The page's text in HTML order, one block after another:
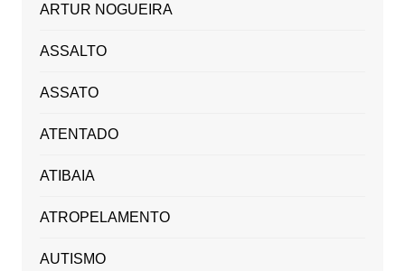
ARTUR NOGUEIRA
ASSALTO
ASSATO
ATENTADO
ATIBAIA
ATROPELAMENTO
AUTISMO